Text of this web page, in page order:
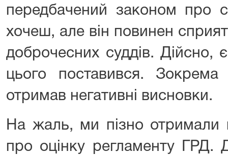
передбачений законом про
хочеш, але він повинен
доброчесних суддів. Дійсно,
цього поставився. Зокрема
отримав негативні висновки.
На жаль, ми пізно отримали
про оцінку регламенту